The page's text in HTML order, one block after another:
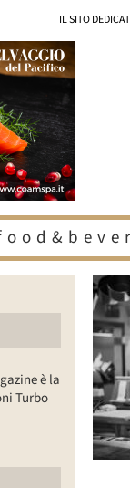
IL SITO
è la
Turbo